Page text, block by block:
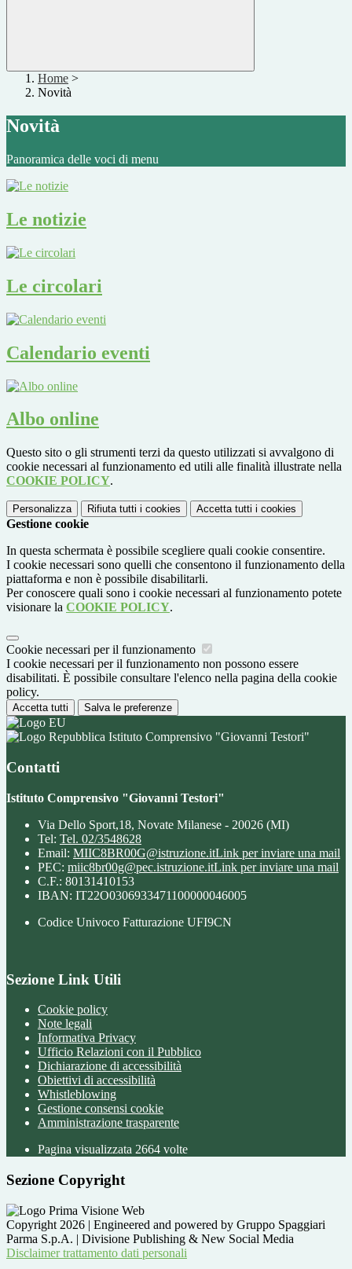
Home >
Novità
Novità
Panoramica delle voci di menu
Le notizie
Le circolari
Calendario eventi
Albo online
Questo sito o gli strumenti terzi da questo utilizzati si avvalgono di
cookie necessari al funzionamento ed utili alle finalità illustrate nella
COOKIE POLICY.
Personalizza Rifiuta tutti i cookies Accetta tutti i cookies
Gestione cookie
In questa schermata è possibile scegliere quali cookie consentire.
I cookie necessari sono quelli che consentono il funzionamento della
piattaforma e non è possibile disabilitarli.
Per conoscere quali sono i cookie necessari al funzionamento potete
visionare la COOKIE POLICY.
Cookie necessari per il funzionamento
I cookie necessari per il funzionamento non possono essere
disabilitati. È possibile consultare l'elenco nella pagina della cookie
policy.
Accetta tutti Salva le preferenze
Istituto Comprensivo "Giovanni Testori"
Contatti
Istituto Comprensivo "Giovanni Testori"
Via Dello Sport,18, Novate Milanese - 20026 (MI)
Tel: Tel. 02/3548628
Email: MIIC8BR00G@istruzione.itLink per inviare una mail
PEC: miic8br00g@pec.istruzione.itLink per inviare una mail
C.F.: 80131410153
IBAN: IT22O0306933471100000046005
Codice Univoco Fatturazione UFI9CN
Sezione Link Utili
Cookie policy
Note legali
Informativa Privacy
Ufficio Relazioni con il Pubblico
Dichiarazione di accessibilità
Obiettivi di accessibilità
Whistleblowing
Gestione consensi cookie
Amministrazione trasparente
Pagina visualizzata 2664 volte
Sezione Copyright
Copyright 2026 | Engineered and powered by Gruppo Spaggiari
Parma S.p.A. | Divisione Publishing & New Social Media
Disclaimer trattamento dati personali